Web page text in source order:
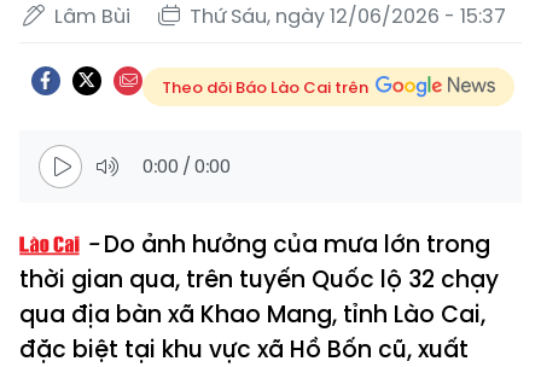
Lâm Bùi Thứ Sáu, ngày 12/06/2026 - 15:37
Theo dõi Báo Lào Cai trên
0:00 /0:00
Do ảnh hưởng của mưa lớn trong
thời gian qua, trên tuyến Quốc lộ 32 chạy
qua địa bàn xã Khao Mang, tỉnh Lào Cai,
đặc biệt tại khu vực xã Hồ Bốn cũ, xuất